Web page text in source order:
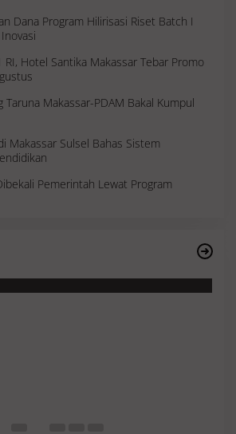
Dana Program Hilirisasi Riset Batch I
RI, Hotel Santika Makassar Tebar Promo
Taruna Makassar-PDAM Bakal Kumpul
Makassar Sulsel Bahas Sistem
Pemerintah Lewat Program